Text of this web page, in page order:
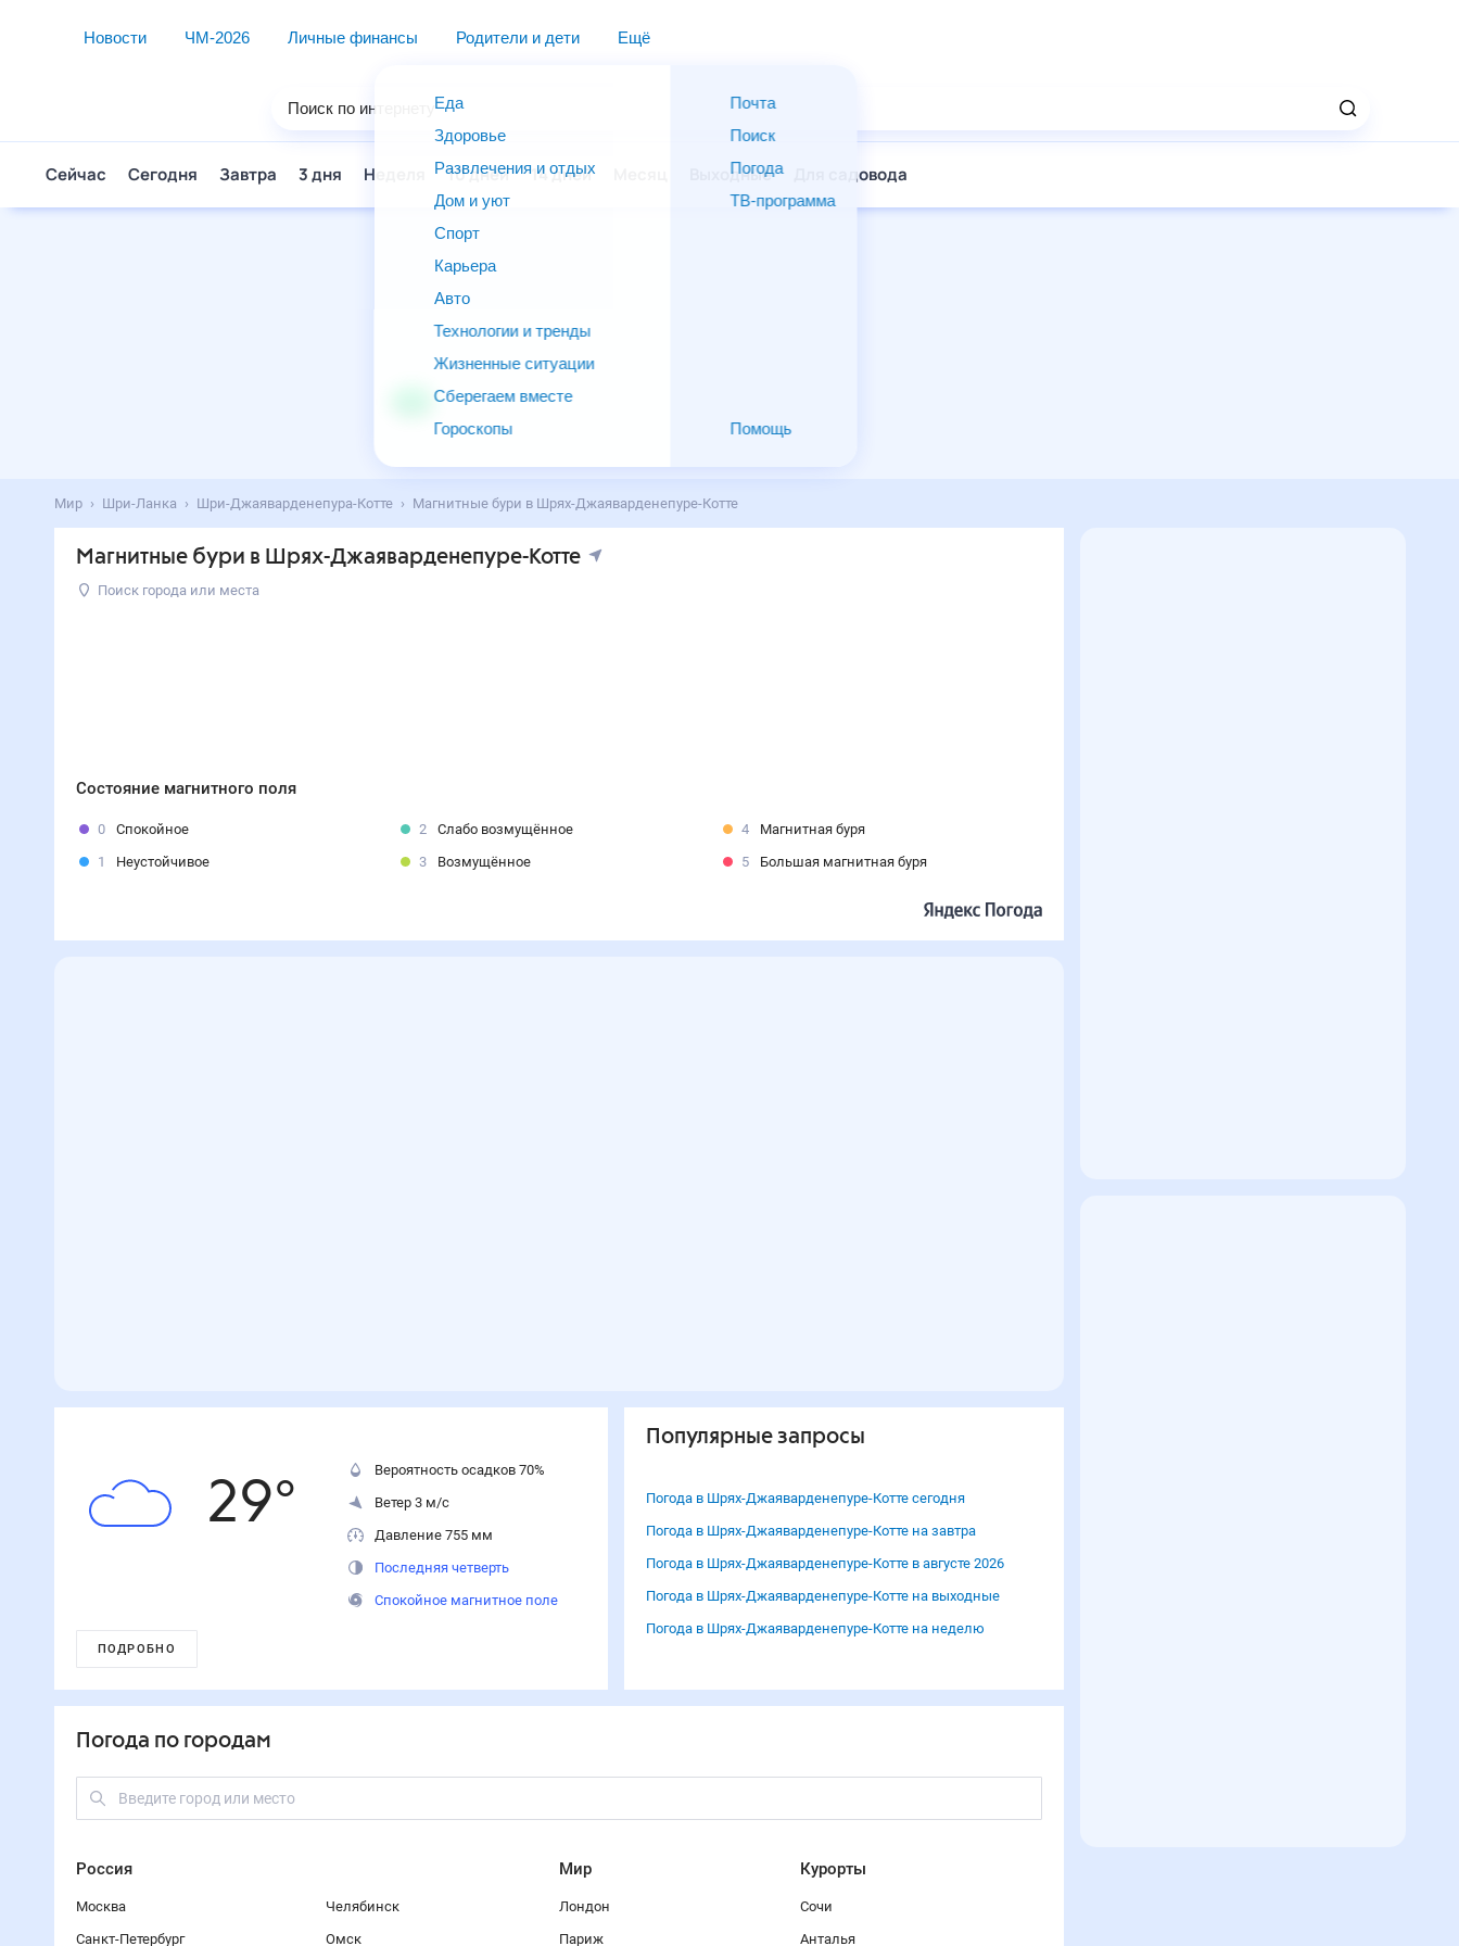
Новости ЧМ-2026 Личные финансы Родители и дети Ещё
Еда
Здоровье
Развлечения и отдых
Дом и уют
Спорт
Карьера
Авто
Технологии и тренды
Жизненные ситуации
Сберегаем вместе
Гороскопы
Почта
Поиск
Погода
ТВ-программа
Помощь
Поиск по интернету
Сейчас Сегодня Завтра 3 дня Неделя 10 дней 14 дней Выходные Для садовода
Мир Шри-Ланка Шри-Джаяварденепура-Котте Магнитные бури в Шрях-Джаяварденепуре-Котте
Магнитные бури в Шрях-Джаяварденепуре-Котте
Поиск города или места
Состояние магнитного поля
0
Спокойное
1
Неустойчивое
2
Слабо возмущённое
3
Возмущённое
4
Магнитная буря
5
Большая магнитная буря
29°
Вероятность осадков 70%
Ветер 3 м/с
Давление 755 мм
Последняя четверть
Спокойное магнитное поле
ПОДРОБНО
Популярные запросы
Погода в Шрях-Джаяварденепуре-Котте сегодня
Погода в Шрях-Джаяварденепуре-Котте на завтра
Погода в Шрях-Джаяварденепуре-Котте в августе 2026
Погода в Шрях-Джаяварденепуре-Котте на выходные
Погода в Шрях-Джаяварденепуре-Котте на неделю
Погода по городам
Россия
Москва
Санкт-Петербург
Челябинск
Омск
Мир
Лондон
Париж
Курорты
Сочи
Анталья